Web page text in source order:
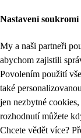
Nastavení soukromí
My a naši partneři
abychom zajistili
Povolením použití
také
jen nezbytné
rozhodnutí můžete
Chcete vědět více?